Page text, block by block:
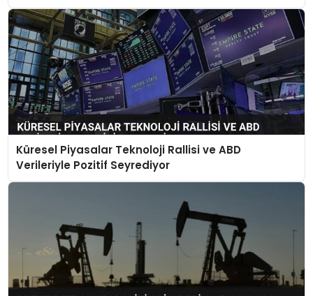
Küresel Piyasalar Teknoloji Rallisi ve ABD
Verileriyle Pozitif Seyrediyor